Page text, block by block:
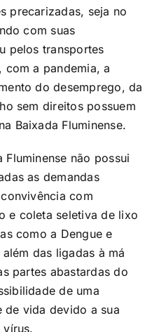
precarizadas, seja no
com suas
pelos transportes
a pandemia, a
do desemprego, da
sem direitos possuem
Baixada Fluminense.
não possui
as demandas
com
e coleta seletiva de lixo
como a Dengue e
das ligadas à má
partes abastardas do
de uma
de vida devido a sua